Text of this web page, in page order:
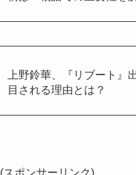
上野鈴華、『リブート』
目される理由とは？
(スポンサーリンク)